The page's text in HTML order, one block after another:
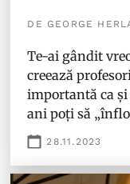
DE GEORGE
Te-ai gândit
creează
importantă ca și
ani poți să
28.11.2023